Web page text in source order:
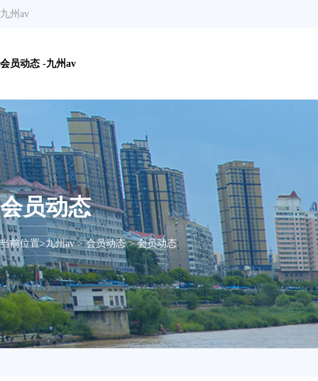
九州av
会员动态 -九州av
会员动态
当前位置>九州av>会员动态>会员动态